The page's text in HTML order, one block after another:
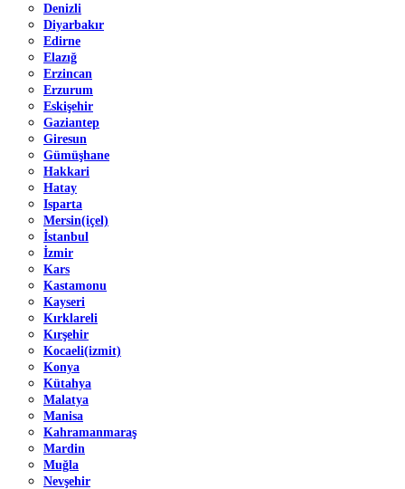
Denizli
Diyarbakır
Edirne
Elazığ
Erzincan
Erzurum
Eskişehir
Gaziantep
Giresun
Gümüşhane
Hakkari
Hatay
Isparta
Mersin(içel)
İstanbul
İzmir
Kars
Kastamonu
Kayseri
Kırklareli
Kırşehir
Kocaeli(izmit)
Konya
Kütahya
Malatya
Manisa
Kahramanmaraş
Mardin
Muğla
Nevşehir